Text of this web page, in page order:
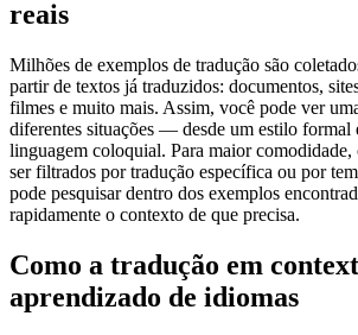
reais
Milhões de exemplos de tradução são
partir de textos já traduzidos: documentos,
filmes e muito mais. Assim, você pode ver
diferentes situações — desde um estilo formal
linguagem coloquial. Para maior comodidade,
ser filtrados por tradução específica ou por
pode pesquisar dentro dos exemplos
rapidamente o contexto de que precisa.
Como a tradução em
aprendizado de idiomas